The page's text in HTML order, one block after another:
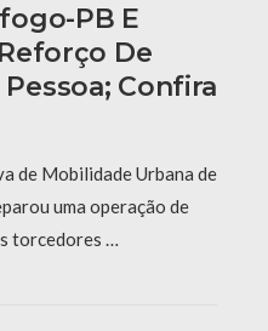
PB E
De
Confira
de Mobilidade Urbana de
uma operação de
torcedores …